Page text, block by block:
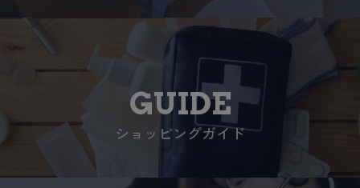
GUIDE
ショッピングガイド